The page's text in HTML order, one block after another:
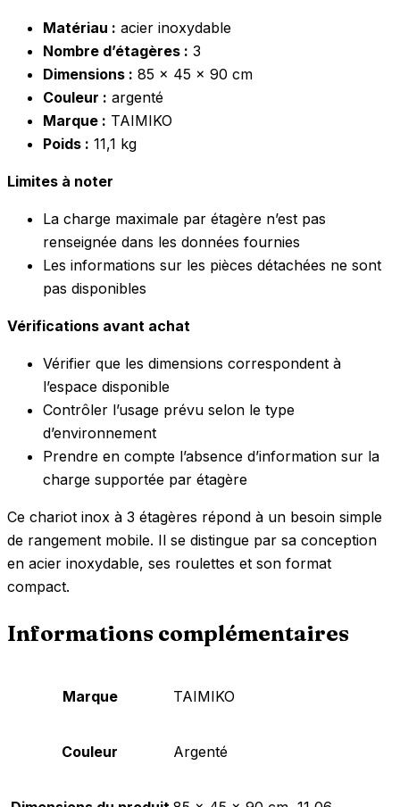
Matériau : acier inoxydable
Nombre d’étagères : 3
Dimensions : 85 x 45 x 90 cm
Couleur : argenté
Marque : TAIMIKO
Poids : 11,1 kg
Limites à noter
La charge maximale par étagère n’est pas
renseignée dans les données fournies
Les informations sur les pièces détachées ne sont
pas disponibles
Vérifications avant achat
Vérifier que les dimensions correspondent à
l’espace disponible
Contrôler l’usage prévu selon le type
d’environnement
Prendre en compte l’absence d’information sur la
charge supportée par étagère
Ce chariot inox à 3 étagères répond à un besoin simple
de rangement mobile. Il se distingue par sa conception
en acier inoxydable, ses roulettes et son format
compact.
Informations complémentaires
Marque ‎TAIMIKO
Couleur ‎Argenté